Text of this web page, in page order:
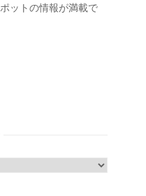
ットの情報が満載で